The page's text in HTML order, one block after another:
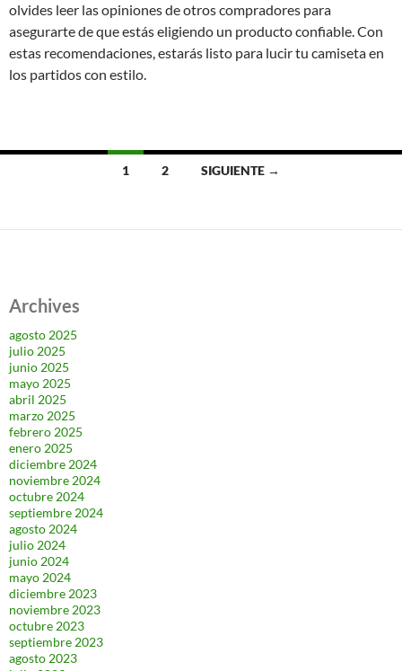
olvides leer las opiniones de otros compradores para
asegurarte de que estás eligiendo un producto confiable. Con
estas recomendaciones, estarás listo para lucir tu camiseta en
los partidos con estilo.
las
1 2 SIGUIENTE →
Archives
agosto 2025
julio 2025
junio 2025
mayo 2025
abril 2025
marzo 2025
febrero 2025
enero 2025
diciembre 2024
noviembre 2024
octubre 2024
septiembre 2024
agosto 2024
julio 2024
junio 2024
mayo 2024
diciembre 2023
noviembre 2023
octubre 2023
septiembre 2023
agosto 2023